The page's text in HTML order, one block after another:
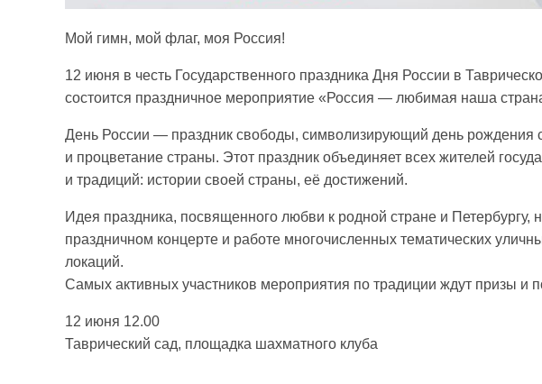
Мой гимн, мой флаг, моя Россия!
12 июня в честь Государственного праздника Дня России в
состоится праздничное мероприятие «Россия — любимая наша
День России — праздник свободы, символизирующий день рождения
и процветание страны. Этот праздник объединяет всех жителей
и традиций: истории своей страны, её достижений.
Идея праздника, посвященного любви к родной стране и
праздничном концерте и работе многочисленных тематических
локаций.
Самых активных участников мероприятия по традиции ждут призы и
12 июня 12.00
Таврический сад, площадка шахматного клуба